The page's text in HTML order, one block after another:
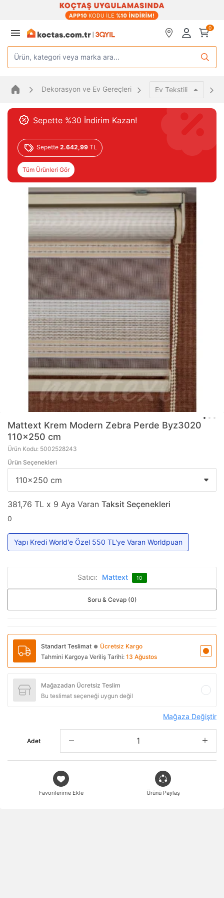
0
Ürün, kategori veya marka ara...
Dekorasyon ve Ev Gereçleri Ev Tekstili
Sepette %30 İndirim Kazan!
Sepette 2.642,99 TL
Tüm Ürünleri Gör
Mattext Krem Modern Zebra Perde Byz3020
110x250 cm
Ürün Kodu: 5002528243
Ürün Seçenekleri
381,76 TL x 9 Aya Varan Taksit Seçenekleri
0
Yapı Kredi World'e Özel 550 TL'ye Varan Worldpuan
Satıcı: Mattext 10
Soru & Cevap (0)
Standart Teslimat ● Ücretsiz Kargo
Tahmini Kargoya Veriliş Tarihi: 13 Ağustos
Mağazadan Ücretsiz Teslim
Bu teslimat seçeneği uygun değil
Mağaza Değiştir
Adet
Favorilerime Ekle Ürünü Paylaş